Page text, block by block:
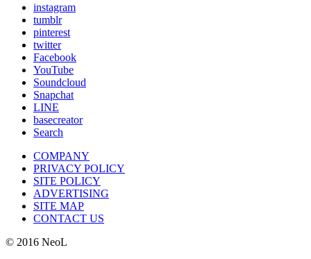
instagram
tumblr
pinterest
twitter
Facebook
YouTube
Soundcloud
Snapchat
LINE
basecreator
Search
COMPANY
PRIVACY POLICY
SITE POLICY
ADVERTISING
SITE MAP
CONTACT US
© 2016 NeoL